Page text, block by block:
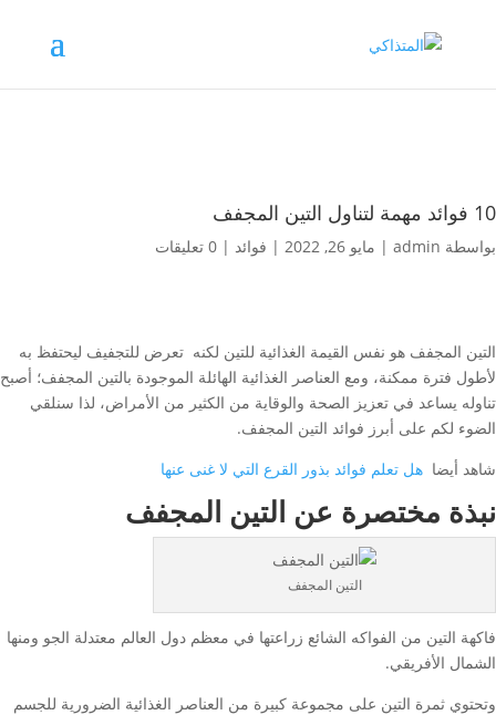
10 فوائد مهمة لتناول التين المجفف
بواسطة admin
| مايو 26, 2022 | فوائد | 0 تعليقات
التين المجفف هو نفس القيمة الغذائية للتين لكنه تعرض للتجفيف ليحتفظ به
لأطول فترة ممكنة، ومع العناصر الغذائية الهائلة الموجودة بالتين المجفف؛ أصبح
تناوله يساعد في تعزيز الصحة والوقاية من الكثير من الأمراض، لذا سنلقي
الضوء لكم على أبرز فوائد التين المجفف.
شاهد أيضا هل تعلم فوائد بذور القرع التي لا غنى عنها
نبذة مختصرة عن التين المجفف
التين المجفف
فاكهة التين من الفواكه الشائع زراعتها في معظم دول العالم معتدلة الجو ومنها
الشمال الأفريقي.
وتحتوي ثمرة التين على مجموعة كبيرة من العناصر الغذائية الضرورية للجسم